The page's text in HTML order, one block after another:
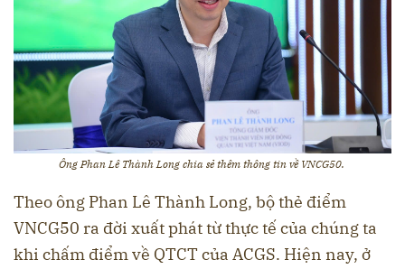
Ông Phan Lê Thành Long chia sẻ thêm thông tin về VNCG50.
Theo ông Phan Lê Thành Long, bộ thẻ điểm
VNCG50 ra đời xuất phát từ thực tế của chúng ta
khi chấm điểm về QTCT của ACGS. Hiện nay, ở